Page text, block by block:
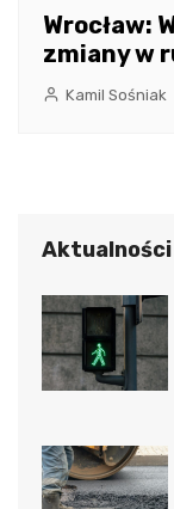
Wrocław:
zmiany w
Kamil Sośniak
Aktualności